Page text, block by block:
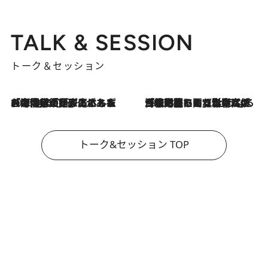
TALK & SESSION
トーク＆セッション
2026.8.3
「今後値上げがあるとすれば…」「リスクがあるのは今年の冬」エネルギー専門家が語る、ホルムズ海峡封鎖が家庭にもたらす“ある心配” 2026.8.3
「住宅建てられない…」「サーチャージ料の高値が続いている」ホルムズ海峡封鎖による影響はいつまで続く？《エネルギー専門家に聞く“どうなる日本の暮らし”》
トーク&セッション TOP